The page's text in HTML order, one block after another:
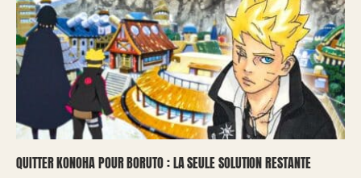
QUITTER KONOHA POUR BORUTO : LA SEULE SOLUTION RESTANTE